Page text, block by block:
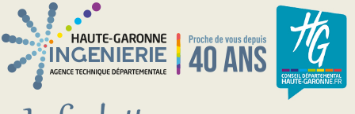
Aller au contenu principal